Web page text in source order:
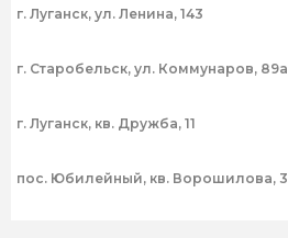
г. Луганск, ул. Ленина, 143
г. Старобельск, ул. Коммунаров, 89а
г. Луганск, кв. Дружба, 11
пос. Юбилейный, кв. Ворошилова, 3